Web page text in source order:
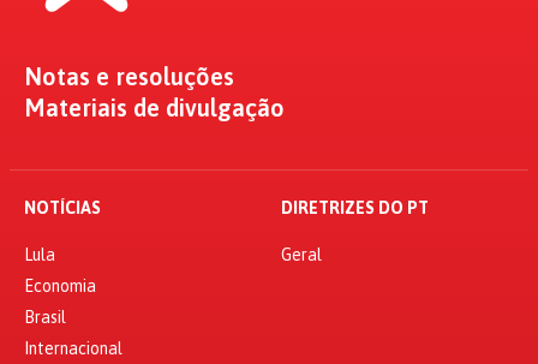
Notas e resoluções
Materiais de divulgação
NOTÍCIAS
Lula
Economia
Brasil
Internacional
DIRETRIZES DO PT
Geral